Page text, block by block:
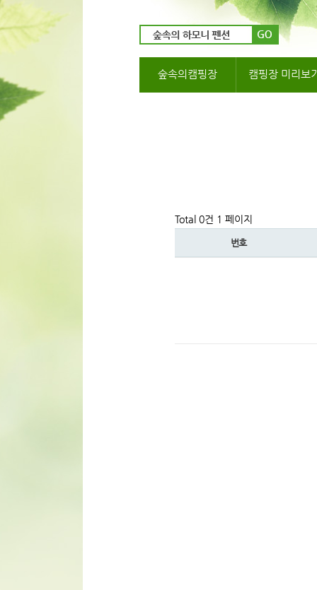
숲속의캠핑장 캠핑장 미리보
Total 0건 1 페이지
번호